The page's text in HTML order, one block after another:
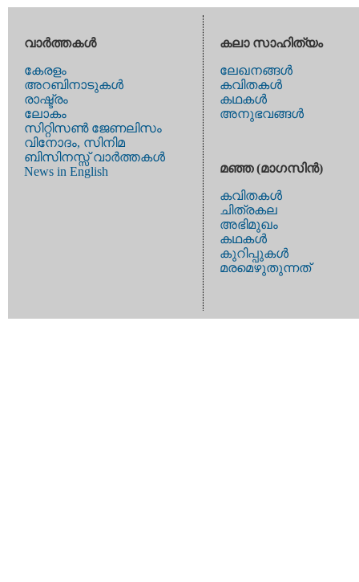
വാര്‍ത്തകള്‍
കേരളം
അറബിനാടുകള്‍
രാഷ്ട്രം
ലോകം
സിറ്റിസണ്‍ ജേണലിസം
വിനോദം, സിനിമ
ബിസിനസ്സ് വാര്‍ത്തകള്‍
News in English
കലാ സാഹിത്യം
ലേഖനങ്ങള്‍
കവിതകള്‍
കഥകള്‍
അനുഭവങ്ങള്‍
മഞ്ഞ (മാഗസിന്‍)
കവിതകള്‍
ചിത്രകല
അഭിമുഖം
കഥകള്‍
കുറിപ്പുകള്‍
മരമെഴുതുന്നത്